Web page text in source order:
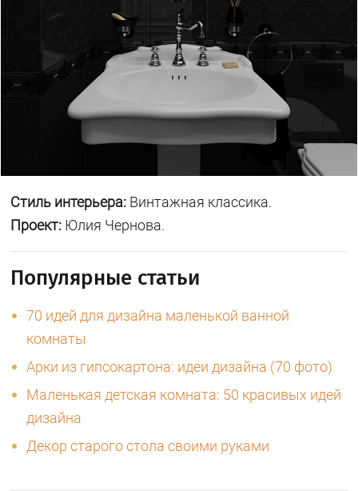
Стиль интерьера: Винтажная классика.
Проект: Юлия Чернова.
Популярные статьи
70 идей для дизайна маленькой ванной
комнаты
Арки из гипсокартона: идеи дизайна (70 фото)
Маленькая детская комната: 50 красивых идей
дизайна
Декор старого стола своими руками